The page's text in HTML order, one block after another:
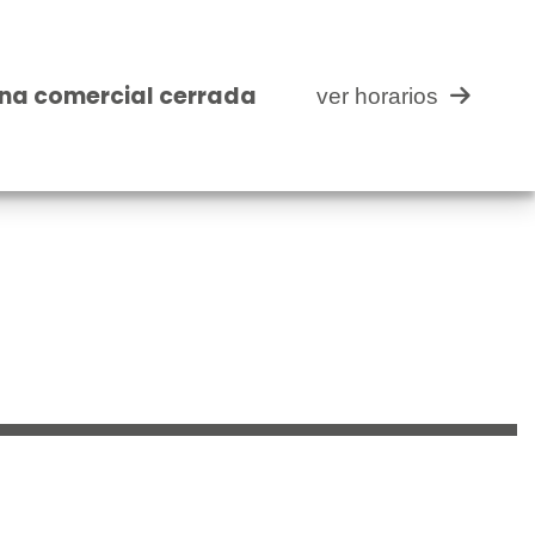
cerrada ver horarios
comercial cerrada ver horarios